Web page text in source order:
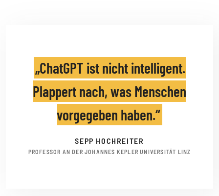
ChatGPT ist nicht intelligent.
Plappert nach, was Menschen
vorgegeben haben.
SEPP HOCHREITER
PROFESSOR AN DER JOHANNES KEPLER UNIVERSITÄT LINZ